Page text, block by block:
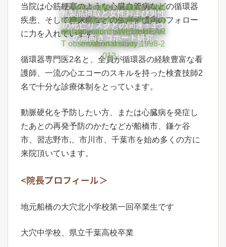
s, sport events, and time facto
rs as triggers of acute myocar
dial infarction: SWEDEHEAR
T observational study 1998-2
013』
当院は心筋梗塞のような心臓血管病などの循環器
疾患、そして糖尿病などの生活習慣病のフォロー
に力を入れています。
循環器専門医2名と、全員が循環器の経験豊富な看
護師、一流の心エコーのスキルを持った検査技師2
名で十分な診療体制をとっています。
動脈硬化を予防したい方、または心臓病を発症し
たあとの再発予防のかたなどが船橋市、鎌ケ谷
市、習志野市,、市川市、千葉市を始め多くの方に
来院頂いています。
<院長プロフィール＞
地元船橋の大穴北小学校第一回卒業生です
大穴中学校、県立千葉高校卒業
『Associations of dairy intak
e with risk of mortality in wom
en and men: three prospectiv
e cohort studies』
乳製品摂取と女性および男性
の死亡リスクとの関連：3つ
の前向きコホート研究